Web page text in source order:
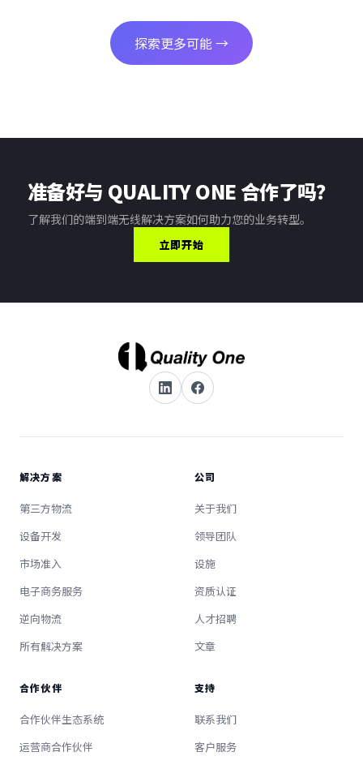
探索更多可能 →
准备好与 QUALITY ONE 合作了吗？
了解我们的端到端无线解决方案如何助力您的业务转型。
立即开始
解决方案
第三方物流
设备开发
市场准入
电子商务服务
逆向物流
所有解决方案
公司
关于我们
领导团队
设施
资质认证
人才招聘
文章
合作伙伴
合作伙伴生态系统
运营商合作伙伴
支持
联系我们
客户服务